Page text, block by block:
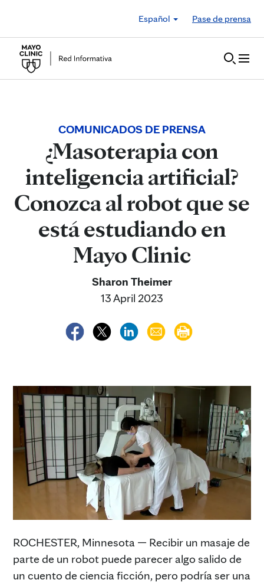
Español
Pase de prensa
COMUNICADOS DE PRENSA
¿Masoterapia con
inteligencia artificial?
Conozca al robot que se
está estudiando en
Mayo Clinic
Sharon Theimer
13 April 2023
ROCHESTER, Minnesota — Recibir un masaje de
parte de un robot puede parecer algo salido de
un cuento de ciencia ficción, pero podría ser una